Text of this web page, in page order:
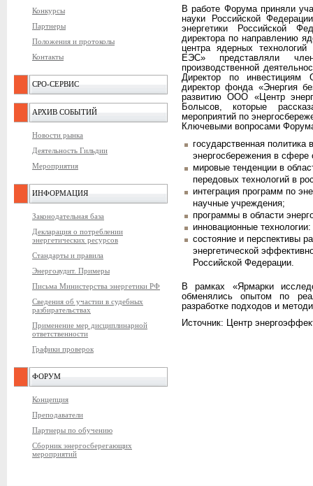
Конкурсы
Партнеры
Положения и протоколы
Контакты
СРО-СЕРВИС
АРХИВ СОБЫТИЙ
Новости рынка
Деятельность Гильдии
Мероприятия
ИНФОРМАЦИЯ
Законодательная база
Декларация о потреблении
энергетических ресурсов
Стандарты и правила
Энергоаудит. Примеры
Письма Министерства энергетики РФ
Сведения об участии в судебных
разбирательствах
Применение мер дисциплинарной
ответственности
Графики проверок
ФОРУМ
Концепция
Преподаватели
Партнеры по обучению
Сборник энергосберегающих
мероприятий
В работе Форума приняли
науки Российской
энергетики Российской
директора по направлению
центра ядерных
ЕЭС» представляли
производственной
Директор по
директор фонда «Энергия
развитию ООО «Центр
Болысов, которые
мероприятий по
Ключевыми вопросами
государственная политика
энергосбережения в сфере
мировые тенденции в
передовых технологий в
интеграция программ по
научные учреждения;
программы в области
инновационные
состояние и перспективы
энергетической
Российской Федерации.
В рамках «Ярмарки
обменялись опытом по
разработке подходов и
Источник: Центр